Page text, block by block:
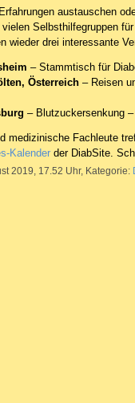
austauschen
Selbsthilfegruppen
wieder drei interessante
– Stammtisch für
Österreich – Reisen
– Blutzuckersenkung
medizinische Fachleute
Kalender der DiabSite.
2019, 17.52 Uhr, Kategorie: